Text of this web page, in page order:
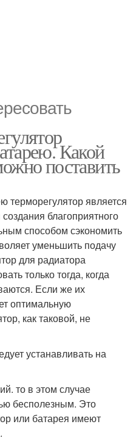
Какой
поставить
терморегулятор является
благоприятного
способом сэкономить
уменьшить подачу
для радиатора
только тогда, когда
Если же их
оптимальную
как таковой, не
устанавливать на
то в этом случае
бесполезным. Это
или батарея имеют